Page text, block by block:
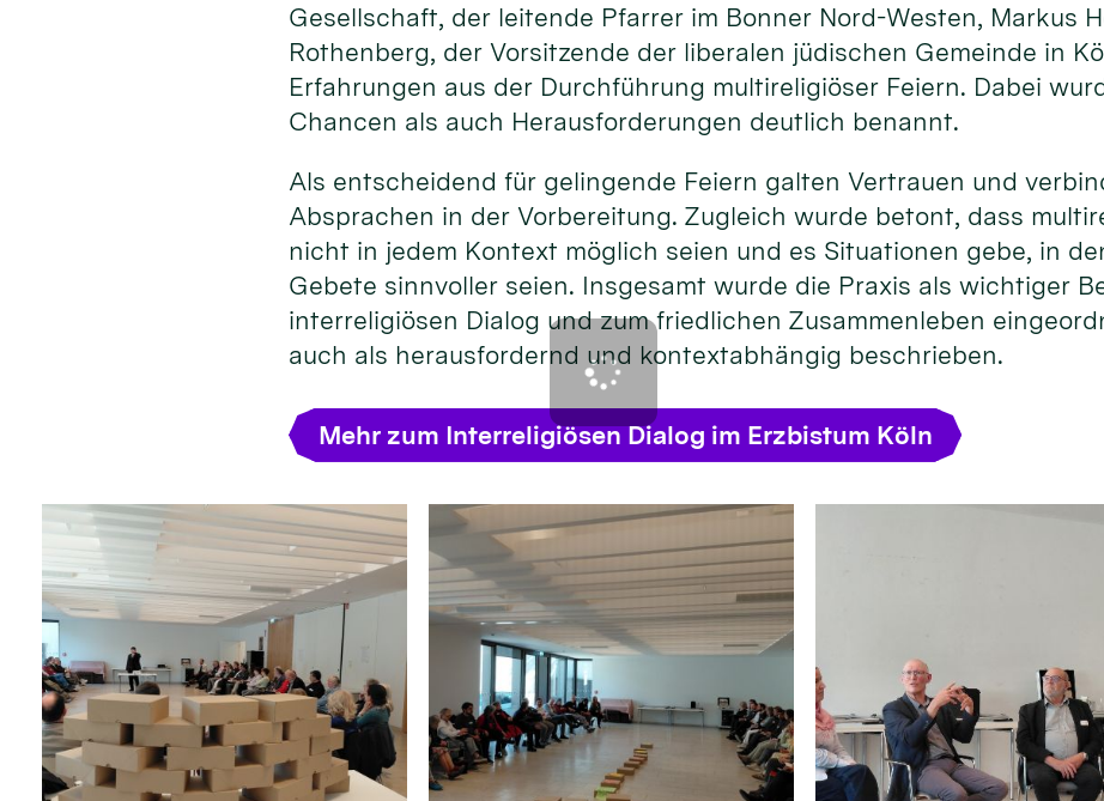
Gesellschaft, der leitende Pfarrer im Bonner Nord-Westen, Markus
Rothenberg, der Vorsitzende der liberalen jüdischen Gemeinde in
Erfahrungen aus der Durchführung multireligiöser Feiern. Dabei
Chancen als auch Herausforderungen deutlich benannt.
Als entscheidend für gelingende Feiern galten Vertrauen und
Absprachen in der Vorbereitung. Zugleich wurde betont, dass
nicht in jedem Kontext möglich seien und es Situationen gebe, in
Gebete sinnvoller seien. Insgesamt wurde die Praxis als wichtiger
interreligiösen Dialog und zum friedlichen Zusammenleben
auch als herausfordernd und kontextabhängig beschrieben.
Mehr zum Interreligiösen Dialog im Erzbistum Köln